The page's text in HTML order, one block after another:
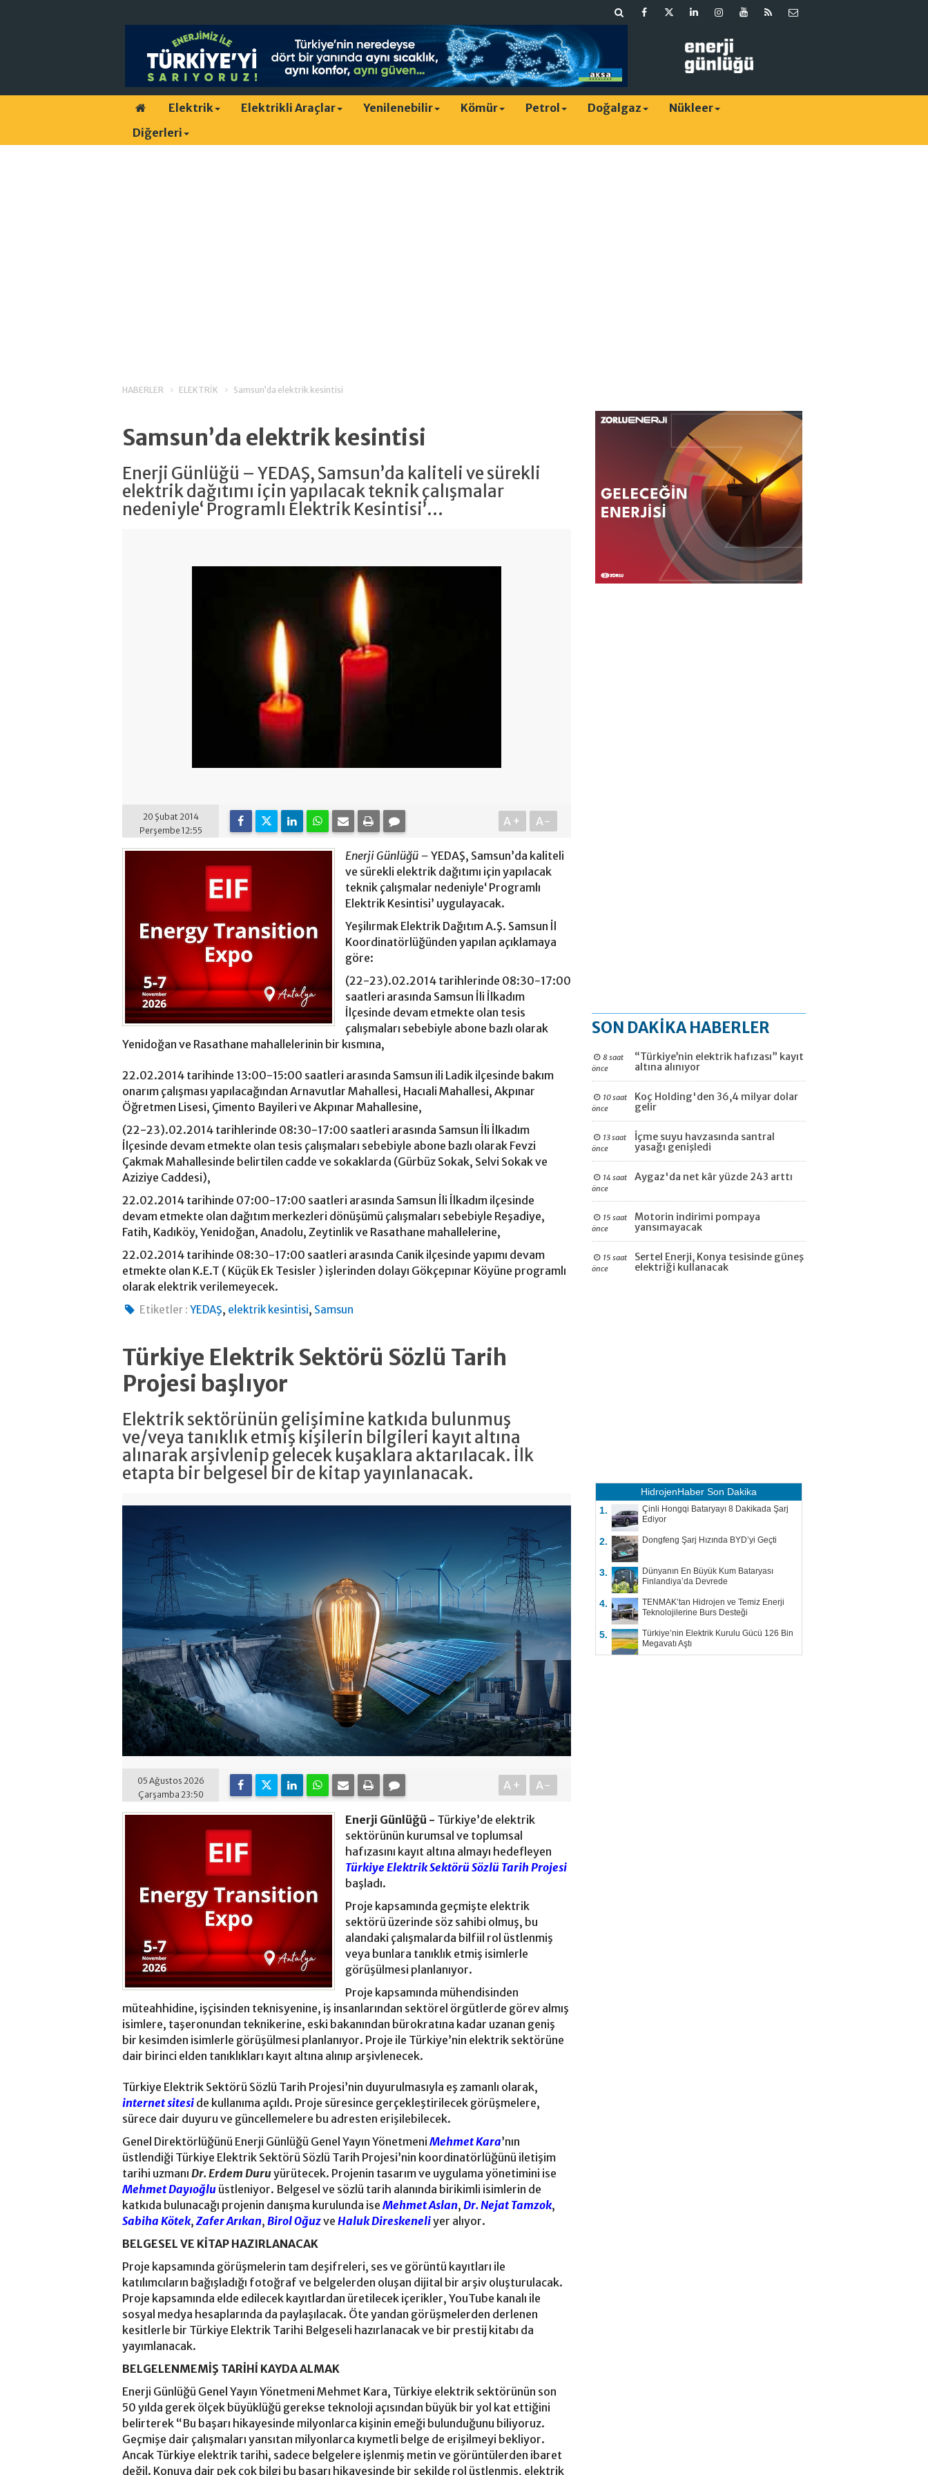
Elektrik Elektrikli Araçlar Yenilenebilir Kömür Petrol Doğalgaz
Nükleer
Diğerleri
HABERLER ELEKTRİK Samsun’da elektrik kesintisi
Samsun’da elektrik kesintisi
Enerji Günlüğü – YEDAŞ, Samsun’da kaliteli ve sürekli
elektrik dağıtımı için yapılacak teknik çalışmalar
nedeniyle‘ Programlı Elektrik Kesintisi’...
20 Şubat 2014
Perşembe 12:55
A+ A-
Enerji Günlüğü – YEDAŞ, Samsun’da kaliteli
ve sürekli elektrik dağıtımı için yapılacak
teknik çalışmalar nedeniyle‘ Programlı
Elektrik Kesintisi’ uygulayacak.
Yeşilırmak Elektrik Dağıtım A.Ş. Samsun İl
Koordinatörlüğünden yapılan açıklamaya
göre:
(22-23).02.2014 tarihlerinde 08:30-17:00
saatleri arasında Samsun İli İlkadım
İlçesinde devam etmekte olan tesis
çalışmaları sebebiyle abone bazlı olarak
Yenidoğan ve Rasathane mahallelerinin bir kısmına,
22.02.2014 tarihinde 13:00-15:00 saatleri arasında Samsun ili Ladik ilçesinde bakım
onarım çalışması yapılacağından Arnavutlar Mahallesi, Hacıali Mahallesi, Akpınar
Öğretmen Lisesi, Çimento Bayileri ve Akpınar Mahallesine,
(22-23).02.2014 tarihlerinde 08:30-17:00 saatleri arasında Samsun İli İlkadım
İlçesinde devam etmekte olan tesis çalışmaları sebebiyle abone bazlı olarak Fevzi
Çakmak Mahallesinde belirtilen cadde ve sokaklarda (Gürbüz Sokak, Selvi Sokak ve
Aziziye Caddesi),
22.02.2014 tarihinde 07:00-17:00 saatleri arasında Samsun İli İlkadım ilçesinde
devam etmekte olan dağıtım merkezleri dönüşümü çalışmaları sebebiyle Reşadiye,
Fatih, Kadıköy, Yenidoğan, Anadolu, Zeytinlik ve Rasathane mahallelerine,
22.02.2014 tarihinde 08:30-17:00 saatleri arasında Canik ilçesinde yapımı devam
etmekte olan K.E.T ( Küçük Ek Tesisler ) işlerinden dolayı Gökçepınar Köyüne programlı
olarak elektrik verilemeyecek.
Etiketler : YEDAŞ, elektrik kesintisi, Samsun
Türkiye Elektrik Sektörü Sözlü Tarih
Projesi başlıyor
Elektrik sektörünün gelişimine katkıda bulunmuş
ve/veya tanıklık etmiş kişilerin bilgileri kayıt altına
alınarak arşivlenip gelecek kuşaklara aktarılacak. İlk
etapta bir belgesel bir de kitap yayınlanacak.
05 Ağustos 2026
Çarşamba 23:50
A+ A-
Enerji Günlüğü - Türkiye’de elektrik
sektörünün kurumsal ve toplumsal
hafızasını kayıt altına almayı hedefleyen
Türkiye Elektrik Sektörü Sözlü Tarih Projesi
başladı.
Proje kapsamında geçmişte elektrik
sektörü üzerinde söz sahibi olmuş, bu
alandaki çalışmalarda bilfiil rol üstlenmiş
veya bunlara tanıklık etmiş isimlerle
görüşülmesi planlanıyor.
Proje kapsamında mühendisinden
müteahhidine, işçisinden teknisyenine, iş insanlarından sektörel örgütlerde görev almış
isimlere, taşeronundan teknikerine, eski bakanından bürokratına kadar uzanan geniş
bir kesimden isimlerle görüşülmesi planlanıyor. Proje ile Türkiye’nin elektrik sektörüne
dair birinci elden tanıklıkları kayıt altına alınıp arşivlenecek.
Türkiye Elektrik Sektörü Sözlü Tarih Projesi’nin duyurulmasıyla eş zamanlı olarak,
internet sitesi de kullanıma açıldı. Proje süresince gerçekleştirilecek görüşmelere,
sürece dair duyuru ve güncellemelere bu adresten erişilebilecek.
Genel Direktörlüğünü Enerji Günlüğü Genel Yayın Yönetmeni Mehmet Kara’nın
üstlendiği Türkiye Elektrik Sektörü Sözlü Tarih Projesi’nin koordinatörlüğünü iletişim
tarihi uzmanı Dr. Erdem Duruyürütecek. Projenin tasarım ve uygulama yönetimini ise
Mehmet Dayıoğlu üstleniyor. Belgesel ve sözlü tarih alanında birikimli isimlerin de
katkıda bulunacağı projenin danışma kurulunda ise Mehmet Aslan, Dr. Nejat Tamzok,
Sabiha Kötek,Zafer Arıkan, Birol Oğuzve Haluk Direskeneliyer alıyor.
BELGESEL VE KİTAP HAZIRLANACAK
Proje kapsamında görüşmelerin tam deşifreleri, ses ve görüntü kayıtları ile
katılımcıların bağışladığı fotoğraf ve belgelerden oluşan dijital bir arşiv oluşturulacak.
Proje kapsamında elde edilecek kayıtlardan üretilecek içerikler, YouTube kanalı ile
sosyal medya hesaplarında da paylaşılacak. Öte yandan görüşmelerden derlenen
kesitlerle bir Türkiye Elektrik Tarihi Belgeseli hazırlanacak ve bir prestij kitabı da
yayımlanacak.
BELGELENMEMİŞ TARİHİ KAYDA ALMAK
Enerji Günlüğü Genel Yayın Yönetmeni Mehmet Kara, Türkiye elektrik sektörünün son
50 yılda gerek ölçek büyüklüğü gerekse teknoloji açısından büyük bir yol kat ettiğini
belirterek “Bu başarı hikayesinde milyonlarca kişinin emeği bulunduğunu biliyoruz.
Geçmişe dair çalışmaları yansıtan milyonlarca kıymetli belge de erişilmeyi bekliyor.
Ancak Türkiye elektrik tarihi, sadece belgelere işlenmiş metin ve görüntülerden ibaret
değil. Konuya dair pek çok bilgi bu başarı hikayesinde bir şekilde rol üstlenmiş, elektrik
SON DAKİKA HABERLER
8 saat
önce
“Türkiye’nin elektrik hafızası” kayıt
altına alınıyor
10 saat
önce
Koç Holding'den 36,4 milyar dolar
gelir
13 saat
önce
İçme suyu havzasında santral
yasağı genişledi
14 saat
önce
Aygaz'da net kâr yüzde 243 arttı
15 saat
önce
Motorin indirimi pompaya
yansımayacak
15 saat
önce
Sertel Enerji, Konya tesisinde güneş
elektriği kullanacak
HidrojenHaber Son Dakika
1.
Çinli Hongqi Bataryayı 8 Dakikada Şarj
Ediyor
2. Dongfeng Şarj Hızında BYD’yi Geçti
3.
Dünyanın En Büyük Kum Bataryası
Finlandiya’da Devrede
4.
TENMAK’tan Hidrojen ve Temiz Enerji
Teknolojilerine Burs Desteği
5.
Türkiye’nin Elektrik Kurulu Gücü 126 Bin
Megavatı Aştı